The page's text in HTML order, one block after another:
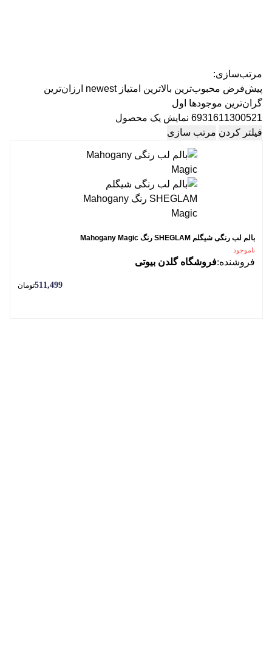
مرتب‌سازی:
پیش‌فرض محبوب‌ترین بالاترین امتیاز newest ارزان‌ترین
گران‌ترین موجودها اول
6931611300521 نمایش یک محصول
فیلتر کردن مرتب سازی
بالم لب رنگی شیگلم SHEGLAM رنگ Mahogany Magic
ناموجود
فروشنده:فروشگاه گلدن بیوتی
511,499تومان